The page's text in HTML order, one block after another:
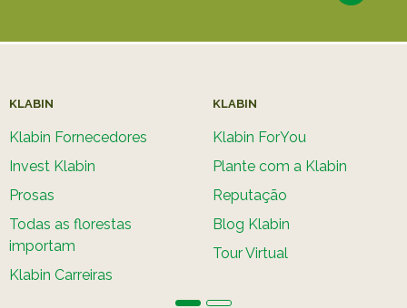
KLABIN
Klabin Fornecedores
Invest Klabin
Prosas
Todas as florestas
importam
Klabin Carreiras
KLABIN
Klabin ForYou
Plante com a Klabin
Reputação
Blog Klabin
Tour Virtual